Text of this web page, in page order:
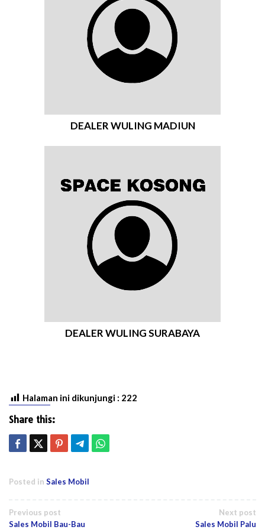
DEALER WULING MADIUN
DEALER WULING SURABAYA
Halaman ini dikunjungi : 222
Share this:
Posted in Sales Mobil
Post
Previous post
Sales Mobil Bau-Bau
Next post
Sales Mobil Palu